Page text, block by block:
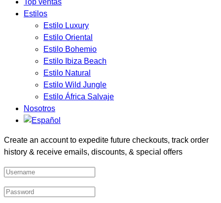
Top ventas
Estilos
Estilo Luxury
Estilo Oriental
Estilo Bohemio
Estilo Ibiza Beach
Estilo Natural
Estilo Wild Jungle
Estilo África Salvaje
Nosotros
Create an account to expedite future checkouts, track order
history & receive emails, discounts, & special offers